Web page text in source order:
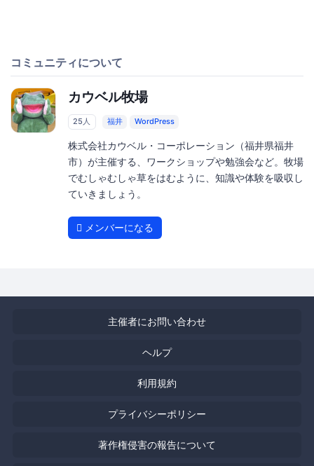
コミュニティについて
カウベル牧場
25人 福井 WordPress
株式会社カウベル・コーポレーション（福井県福井
市）が主催する、ワークショップや勉強会など。牧場
でむしゃむしゃ草をはむように、知識や体験を吸収し
ていきましょう。
メンバーになる
主催者にお問い合わせ
ヘルプ
利用規約
プライバシーポリシー
著作権侵害の報告について